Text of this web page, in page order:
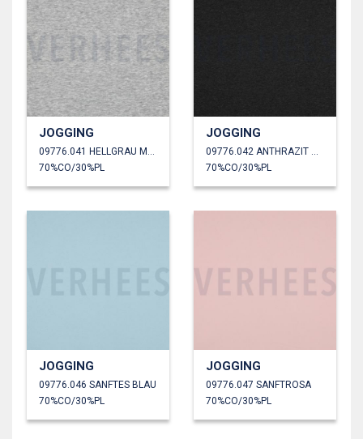
JOGGING
70%CO/30%PL
JOGGING
70%CO/30%PL
JOGGING
09776.046 SANFTES BLAU
70%CO/30%PL
JOGGING
09776.047 SANFTROSA
70%CO/30%PL